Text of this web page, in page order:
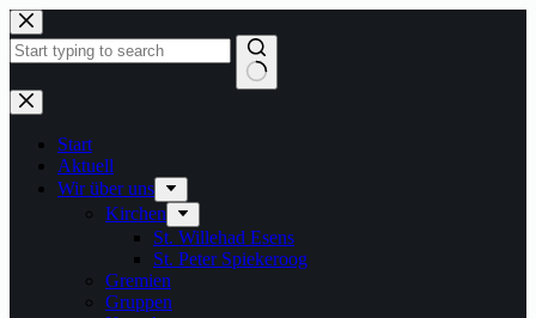
Zum
Inhalt
springen
Keine
Ergebnisse
Start
Aktuell
Wir über uns
Kirchen
St. Willehad Esens
St. Peter Spiekeroog
Gremien
Gruppen